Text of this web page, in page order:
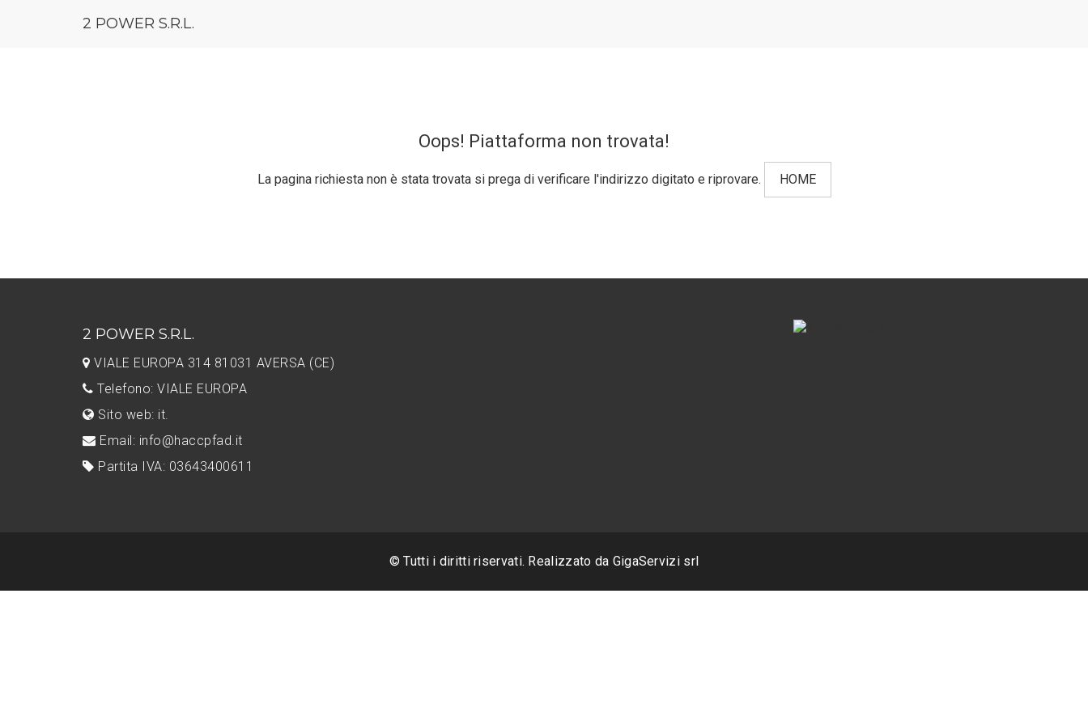
2 POWER S.R.L.
Oops! Piattaforma non trovata!
La pagina richiesta non è stata trovata si prega di verificare l'indirizzo digitato e riprovare. HOME
2 POWER S.R.L.
VIALE EUROPA 314 81031 AVERSA (CE)
Telefono: VIALE EUROPA
Sito web: it.
Email: info@haccpfad.it
Partita IVA: 03643400611
© Tutti i diritti riservati. Realizzato da GigaServizi srl